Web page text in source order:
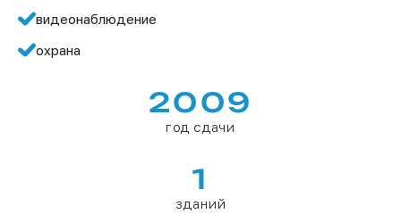
видеонаблюдение
охрана
2009
год сдачи
1
зданий